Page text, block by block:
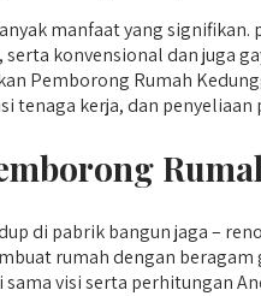
manfaat yang
konvensional dan juga
Pemborong Rumah
tenaga kerja, dan penyeliaan
di pabrik bangun jaga –
rumah dengan
visi serta perhitungan